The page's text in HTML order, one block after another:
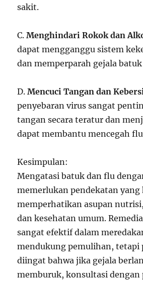
sakit.
C.Menghindari Rokok dan
dapat mengganggu sistem
dan memperparah gejala
D.Mencuci Tangan dan
penyebaran virus sangat
tangan secara teratur dan
dapat membantu mencegah
Kesimpulan:
Mengatasi batuk dan flu
memerlukan pendekatan
memperhatikan asupan
dan kesehatan umum.
sangat efektif dalam
mendukung pemulihan,
diingat bahwa jika gejala
memburuk, konsultasi dengan